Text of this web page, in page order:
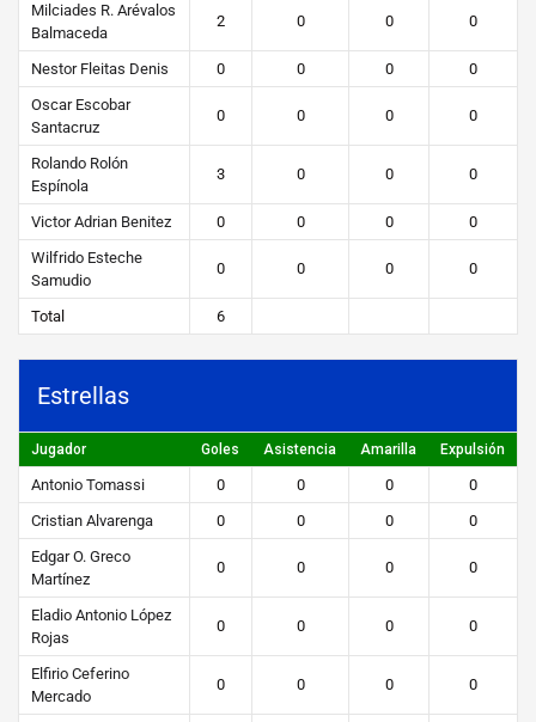
Milciades R. Arévalos
Balmaceda
2 0 0 0
Nestor Fleitas Denis 0 0 0
0
Oscar Escobar
Santacruz
0 0 0 0
Rolando Rolón
Espínola
3 0 0 0
Victor Adrian Benitez 0 0 0
0
Wilfrido Esteche
Samudio
0 0 0 0
Total 6
Estrellas
Jugador Goles Asistencia Amarilla Expulsión
Antonio Tomassi 0 0 0
0
Cristian Alvarenga
0 0 0
0
Edgar O. Greco
Martínez
0 0 0 0
Eladio Antonio López
Rojas
0 0 0 0
Elfirio Ceferino
Mercado
0 0 0 0